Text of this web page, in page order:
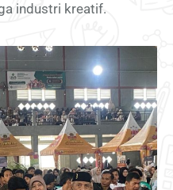
industri kreatif.